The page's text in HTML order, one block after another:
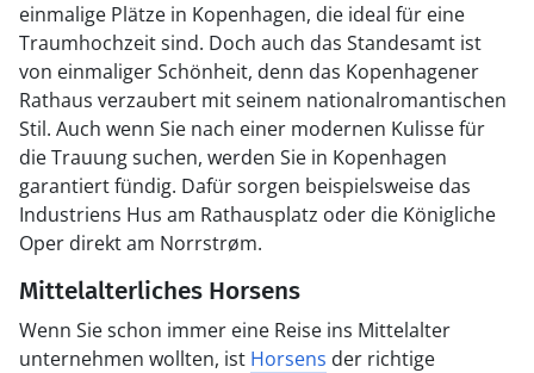
einmalige Plätze in Kopenhagen, die ideal für eine
Traumhochzeit sind. Doch auch das Standesamt ist
von einmaliger Schönheit, denn das Kopenhagener
Rathaus verzaubert mit seinem nationalromantischen
Stil. Auch wenn Sie nach einer modernen Kulisse für
die Trauung suchen, werden Sie in Kopenhagen
garantiert fündig. Dafür sorgen beispielsweise das
Industriens Hus am Rathausplatz oder die Königliche
Oper direkt am Norrstrøm.
Mittelalterliches Horsens
Wenn Sie schon immer eine Reise ins Mittelalter
unternehmen wollten, ist Horsens der richtige